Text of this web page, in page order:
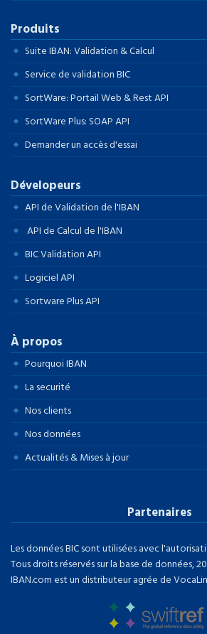
Produits
Suite IBAN: Validation & Calcul
Service de validation BIC
SortWare: Portail Web & Rest API
SortWare Plus: SOAP API
Demander un accès d'essai
Dévelopeurs
API de Validation de l'IBAN
API de Calcul de l'IBAN
BIC Validation API
Logiciel API
Sortware Plus API
À propos
Pourquoi IBAN
La securité
Nos clients
Nos données
Actualités & Mises à jour
Partenaires
Les données BIC sont utilisées avec
Tous droits réservés sur la base de données,
IBAN.com est un distributeur agrée de